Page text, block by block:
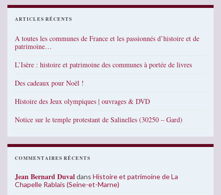
ARTICLES RÉCENTS
A toutes les communes de France et les passionnés d’histoire et de
patrimoine…
L’Isère : histoire et patrimoine des communes à portée de livres
Des cadeaux pour Noël !
Histoire des Jeux olympiques | ouvrages & DVD
Notice sur le temple protestant de Salinelles (30250 – Gard)
COMMENTAIRES RÉCENTS
Jean Bernard Duvaldans Histoire et patrimoine de La
Chapelle Rablais (Seine-et-Marne)